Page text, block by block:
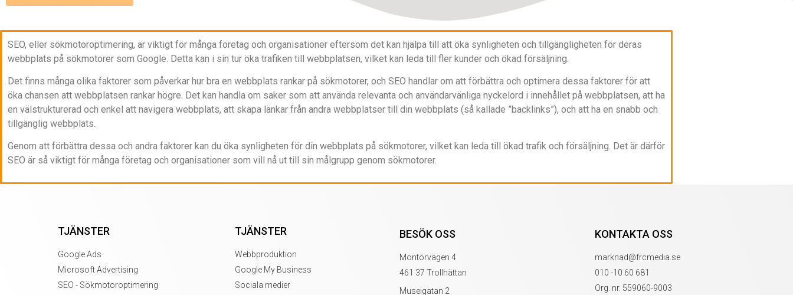
SEO, eller sökmotoroptimering, är viktigt för många företag och organisationer eftersom det kan hjälpa till att öka synligheten och tillgängligheten för deras
webbplats på sökmotorer som Google. Detta kan i sin tur öka trafiken till webbplatsen, vilket kan leda till fler kunder och ökad försäljning.
Det finns många olika faktorer som påverkar hur bra en webbplats rankar på sökmotorer, och SEO handlar om att förbättra och optimera dessa faktorer för att
öka chansen att webbplatsen rankar högre. Det kan handla om saker som att använda relevanta och användarvänliga nyckelord i innehållet på webbplatsen, att ha
en välstrukturerad och enkel att navigera webbplats, att skapa länkar från andra webbplatser till din webbplats (så kallade ”backlinks”), och att ha en snabb och
tillgänglig webbplats.
Genom att förbättra dessa och andra faktorer kan du öka synligheten för din webbplats på sökmotorer, vilket kan leda till ökad trafik och försäljning. Det är därför
SEO är så viktigt för många företag och organisationer som vill nå ut till sin målgrupp genom sökmotorer.
TJÄNSTER
Google Ads
Microsoft Advertising
SEO - Sökmotoroptimering
TJÄNSTER
Webbproduktion
Google My Business
Sociala medier
BESÖK OSS
Montörvägen 4
461 37 Trollhättan
Museigatan 2
KONTAKTA OSS
marknad@frcmedia.se
010 -10 60 681
Org. nr. 559060-9003